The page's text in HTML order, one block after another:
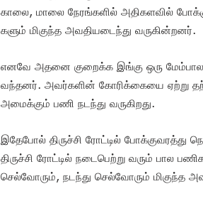
காலை, மாலை நேரங்களில் அதிகளவில்
களும் மிகுந்த அவதியடைந்து வருகின்றனர்.
எனவே அதனை குறைக்க இங்கு ஒரு
வந்தனர். அவர்களின் கோரிக்கையை ஏற்று
அமைக்கும் பணி நடந்து வருகிறது.
இதேபோல் திருச்சி ரோட்டில் போக்குவரத்து
திருச்சி ரோட்டில் நடைபெற்று வரும் பால
செல்வோரும், நடந்து செல்வோரும் மிகுந்த